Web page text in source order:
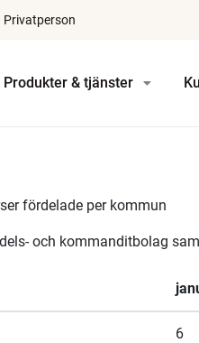
Privatperson
Produkter & tjänster
fördelade per kommun
och kommanditbolag
6